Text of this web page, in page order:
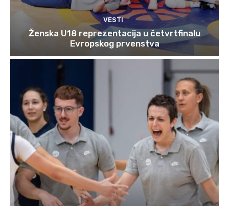
VESTI
Ženska U18 reprezentacija u četvrtfinalu
Evropskog prvenstva